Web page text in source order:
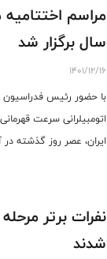
مراسم
سال برگزار شد
1401/12/16
با حضور رئیس فدراسیون
ایران، عصر روز گذشته
شدند